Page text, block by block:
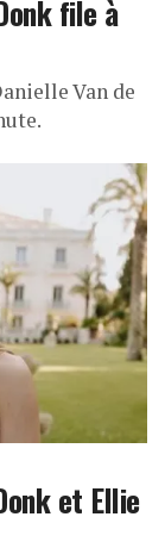
file à
Van de
et Ellie